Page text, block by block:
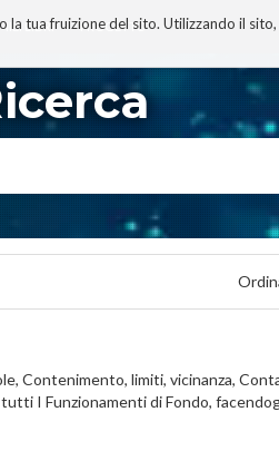
tua fruizione del sito. Utilizzando il
LIBRI PROGETTO
limiti, vicinanza,
I Funzionamenti di Fondo,